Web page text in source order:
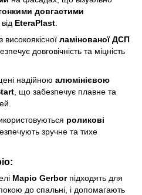
довгастими
від EteraPlast
високоякісної ламінованої ДСП
довговічність та міцність
надійною алюмінієвою
, що забезпечує плавне та
роликові
зручне та тихе
:
Маріо Gerborпідходять для
до спальні, і допомагають